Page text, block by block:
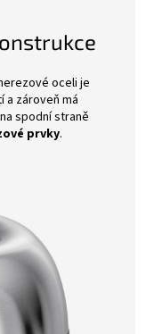
oceli je
zároveň má
spodní straně
prvky.